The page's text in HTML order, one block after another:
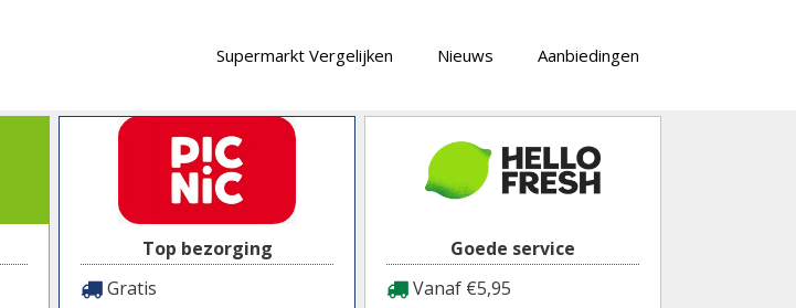
Supermarkt Vergelijken Nieuws Aanbiedingen
Top bezorging
Gratis
Goede service
Vanaf €5,95